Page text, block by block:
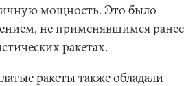
мощность. Это было
не применявшимся ранее
ракетах.
ракеты также обладали